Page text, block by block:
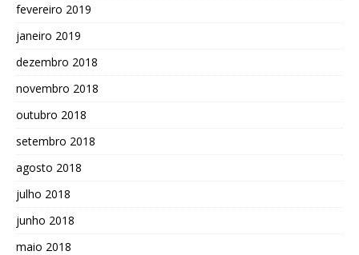
fevereiro 2019
janeiro 2019
dezembro 2018
novembro 2018
outubro 2018
setembro 2018
agosto 2018
julho 2018
junho 2018
maio 2018